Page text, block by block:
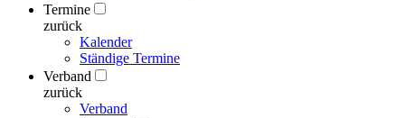
Termine
zurück
Kalender
Ständige Termine
Verband
zurück
Verband